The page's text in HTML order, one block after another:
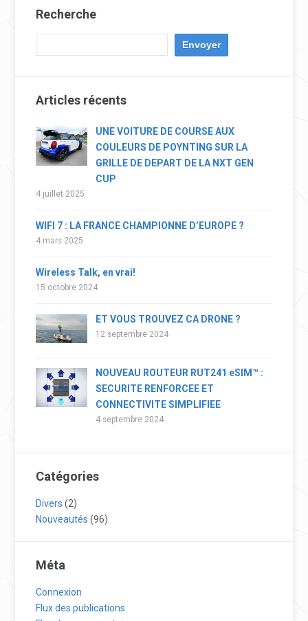
Recherche
Articles récents
UNE VOITURE DE COURSE AUX
COULEURS DE POYNTING SUR LA
GRILLE DE DEPART DE LA NXT GEN
CUP
4 juillet 2025
WIFI 7 : LA FRANCE CHAMPIONNE D’EUROPE ?
4 mars 2025
Wireless Talk, en vrai!
15 octobre 2024
ET VOUS TROUVEZ CA DRONE ?
12 septembre 2024
NOUVEAU ROUTEUR RUT241 eSIM™ :
SECURITE RENFORCEE ET
CONNECTIVITE SIMPLIFIEE
4 septembre 2024
Catégories
Divers (2)
Nouveautés (96)
Méta
Connexion
Flux des publications